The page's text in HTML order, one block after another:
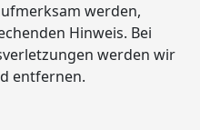
werden,
Hinweis. Bei
werden wir
entfernen.